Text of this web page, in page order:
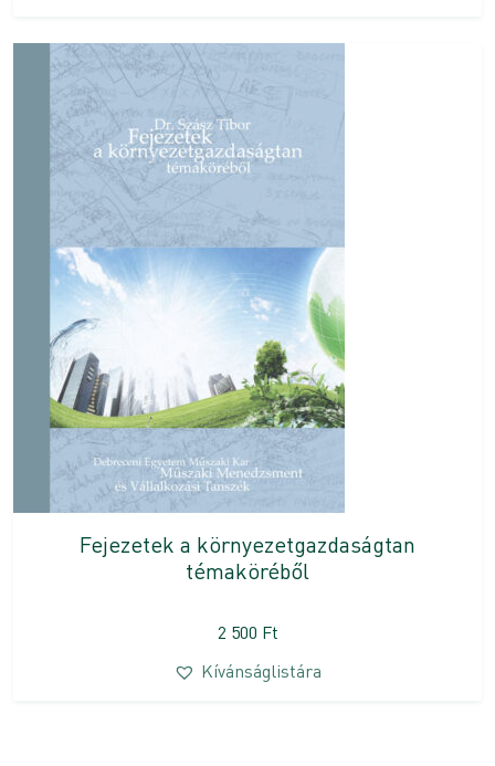
Fejezetek a környezetgazdaságtan
témaköréből
2 500 Ft
Kívánságlistára